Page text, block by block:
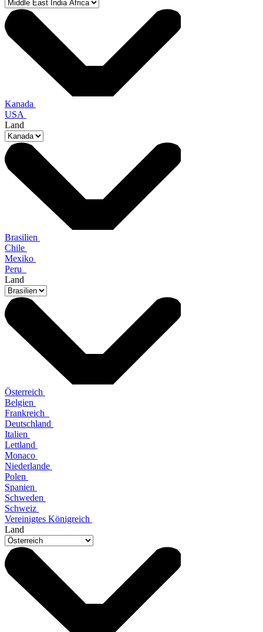
Kanada
USA
Land
Brasilien
Chile
Mexiko
Peru
Land
Österreich
Belgien
Frankreich
Deutschland
Italien
Lettland
Monaco
Niederlande
Polen
Spanien
Schweden
Schweiz
Vereinigtes Königreich
Land